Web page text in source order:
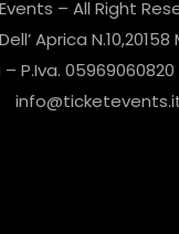
– All Right
Aprica
P.Iva. 05969060820